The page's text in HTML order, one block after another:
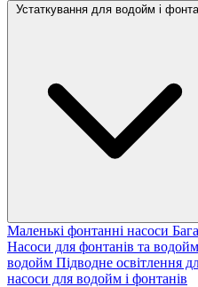
Устаткування для водойм і
Маленькі фонтанні насоси
Насоси для фонтанів та
водойм Підводне освітлення
насоси для водойм і фонтанів